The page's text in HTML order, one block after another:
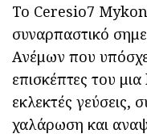
Το Ceresio7
συναρπαστικό
Ανέμων που
επισκέπτες του
εκλεκτές γεύσεις,
χαλάρωση και